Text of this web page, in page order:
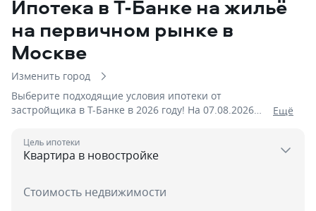
Ипотека в Т-Банке на жильё
на первичном рынке в
Москве
Изменить город
Выберите подходящие условия ипотеки от
застройщика в Т-Банке в 2026 году! На 07.08.2026
первым взносом от 20 %, на сумму до 100 000 000!
Eщё
Цель ипотеки
Стоимость недвижимости